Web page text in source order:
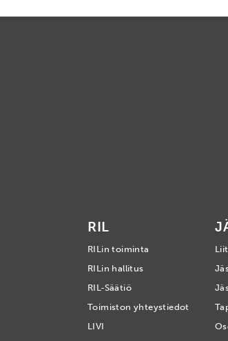
RIL
RILin toiminta
RILin hallitus
RIL-Säätiö
Toimiston yhteystiedot
LIVI